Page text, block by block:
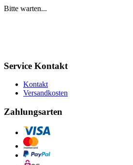
Bitte warten...
Service Kontakt
Kontakt
Versandkosten
Zahlungsarten